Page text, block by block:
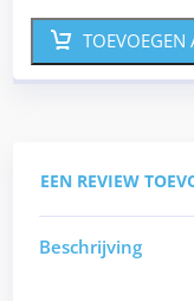
TOEVOEGEN
EEN REVIEW
Beschrijving